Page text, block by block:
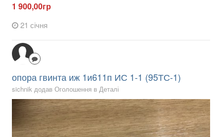
1 900,00гр
21 січня
опора гвинта иж 1и611п ИС 1-1 (95ТС-1)
sichnik додав Оголошення в Деталі